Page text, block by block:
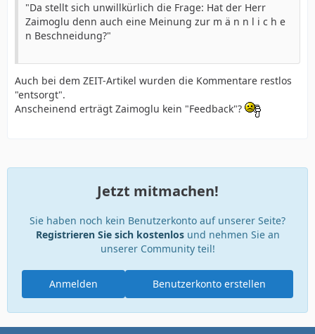
"Da stellt sich unwillkürlich die Frage: Hat der Herr
Zaimoglu denn auch eine Meinung zur m ä n n l i c h e
n Beschneidung?"
Auch bei dem ZEIT-Artikel wurden die Kommentare restlos
"entsorgt".
Anscheinend erträgt Zaimoglu kein "Feedback"?
Jetzt mitmachen!
Sie haben noch kein Benutzerkonto auf unserer Seite?
Registrieren Sie sich kostenlosund nehmen Sie an
unserer Community teil!
Benutzerkonto erstellen
Anmelden